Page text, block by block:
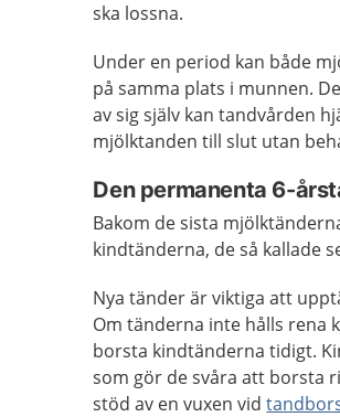
ska lossna.
Under en period kan både
på samma plats i munnen.
av sig själv kan tandvården
mjölktanden till slut utan
Den permanenta 6-
Bakom de sista
kindtänderna, de så kallade
Nya tänder är viktiga att
Om tänderna inte hålls rena
borsta kindtänderna tidigt.
som gör de svåra att borsta
stöd av en vuxen vid